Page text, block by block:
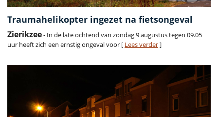
Traumahelikopter ingezet na fietsongeval
Zierikzee- In de late ochtend van zondag 9 augustus tegen 09.05
uur heeft zich een ernstig ongeval voor [ Lees verder]